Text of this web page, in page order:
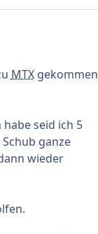
MTXgekommen
seid ich 5
ganze
wieder